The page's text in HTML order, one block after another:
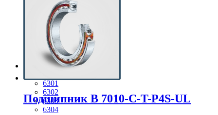
6204
6205
6206
6207
6208
6209
6210
Серия 63..
6301
6302
6303
6304
Подшипник B 7010-С-T-P4S-UL